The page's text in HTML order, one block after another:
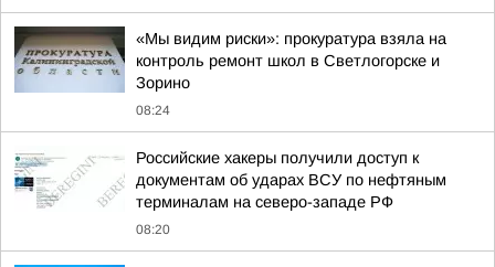
«Мы видим риски»: прокуратура взяла на
контроль ремонт школ в Светлогорске и
Зорино
08:24
Российские хакеры получили доступ к
документам об ударах ВСУ по нефтяным
терминалам на северо-западе РФ
08:20